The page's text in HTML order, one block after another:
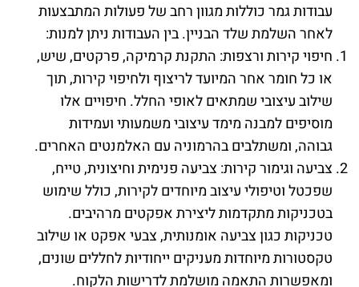
עבודות גמר כוללות מגוון רחב של פעולות המתבצעות
לאחר השלמת שלד הבניין. בין העבודות ניתן למנות:
חיפוי קירות ורצפות: התקנת קרמיקה, פרקטים, שיש,
או כל חומר אחר המיועד לריצוף ולחיפוי קירות, תוך
שילוב עיצובי שמתאים לאופי החלל. חיפויים אלו
מוסיפים למבנה מימד עיצובי משמעותי ועמידות
גבוהה, ומשתלבים בהרמוניה עם האלמנטים האחרים.
צביעה וגימור קירות: צביעה פנימית וחיצונית, טייח,
שפכטל וטיפולי עיצוב מיוחדים לקירות, כולל שימוש
בטכניקות מתקדמות ליצירת אפקטים מרהיבים.
טכניקות כגון צביעה אומנותית, צבעי אפקט או שילוב
טקסטורות מיוחדות מעניקים ייחודיות לחללים שונים,
ומאפשרות התאמה מושלמת לדרישות הלקוח.